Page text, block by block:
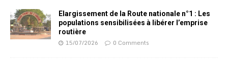
Elargissement de la Route nationale n°1 : Les
populations sensibilisées à libérer l’emprise
routière
15/07/2026 0 Comments